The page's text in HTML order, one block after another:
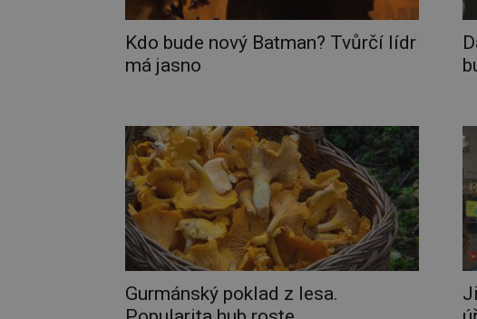
Kdo bude nový Batman? Tvůrčí lídr
má jasno
Gurmánský poklad z lesa.